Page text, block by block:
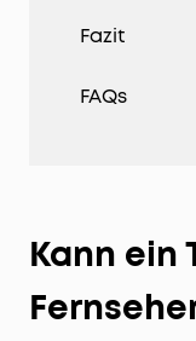
Fazit
FAQs
Kann ein